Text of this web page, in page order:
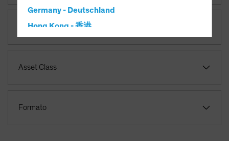
Germany - Deutschland
Hong Kong - 香港
Latin America
Temi
Asset Class
Formato